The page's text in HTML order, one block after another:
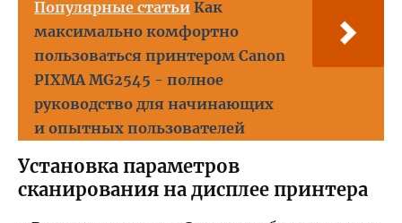
Популярные статьи Как
максимально комфортно
пользоваться принтером Canon
PIXMA MG2545 - полное
руководство для начинающих
и опытных пользователей
Установка параметров
сканирования на дисплее принтера